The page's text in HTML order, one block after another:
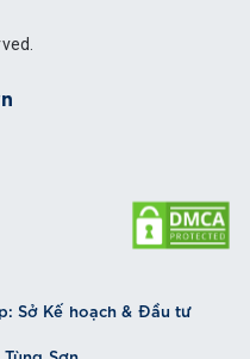
Sở Kế hoạch & Đầu tư